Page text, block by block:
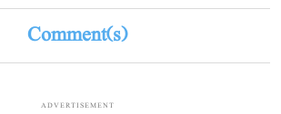
Comment(s)
ADVERTISEMENT